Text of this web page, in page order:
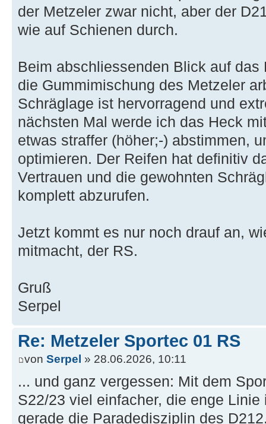
der Metzeler zwar nicht, aber der
wie auf Schienen durch.
Beim abschliessenden Blick auf
die Gummimischung des Metzeler
Schräglage ist hervorragend und
nächsten Mal werde ich das Heck
etwas straffer (höher;-) abstimmen,
optimieren. Der Reifen hat definitiv
Vertrauen und die gewohnten
komplett abzurufen.
Jetzt kommt es nur noch drauf an,
mitmacht, der RS.
Gruß
Serpel
Re: Metzeler Sportec 01 RS
von Serpel » 28.06.2026, 10:11
... und ganz vergessen: Mit dem
S22/23 viel einfacher, die enge
gerade die Paradedisziplin des